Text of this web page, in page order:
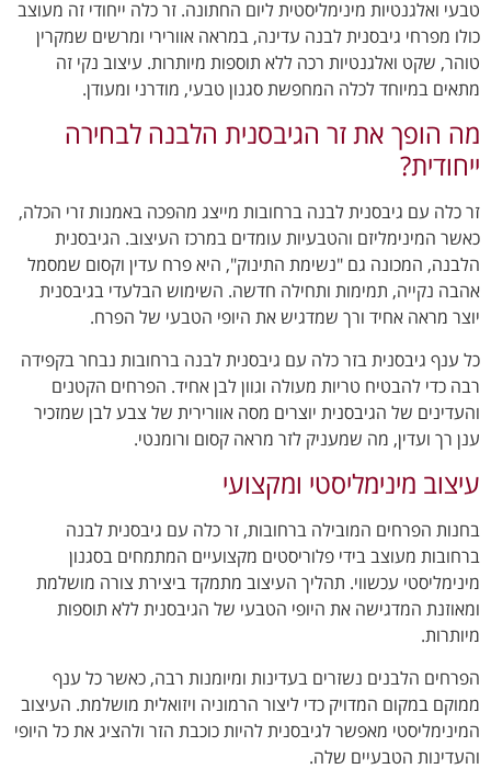
טבעי ואלגנטיות מינימליסטית ליום החתונה. זר כלה ייחודי זה מעוצב
כולו מפרחי גיבסנית לבנה עדינה, במראה אוורירי ומרשים שמקרין
טוהר, שקט ואלגנטיות רכה ללא תוספות מיותרות. עיצוב נקי זה
מתאים במיוחד לכלה המחפשת סגנון טבעי, מודרני ומעודן.
מה הופך את זר הגיבסנית הלבנה לבחירה
ייחודית?
זר כלה עם גיבסנית לבנה ברחובות מייצג מהפכה באמנות זרי הכלה,
כאשר המינימליזם והטבעיות עומדים במרכז העיצוב. הגיבסנית
הלבנה, המכונה גם "נשימת התינוק", היא פרח עדין וקסום שמסמל
אהבה נקייה, תמימות ותחילה חדשה. השימוש הבלעדי בגיבסנית
יוצר מראה אחיד ורך שמדגיש את היופי הטבעי של הפרח.
כל ענף גיבסנית בזר כלה עם גיבסנית לבנה ברחובות נבחר בקפידה
רבה כדי להבטיח טריות מעולה וגוון לבן אחיד. הפרחים הקטנים
והעדינים של הגיבסנית יוצרים מסה אוורירית של צבע לבן שמזכיר
ענן רך ועדין, מה שמעניק לזר מראה קסום ורומנטי.
עיצוב מינימליסטי ומקצועי
בחנות הפרחים המובילה ברחובות, זר כלה עם גיבסנית לבנה
ברחובות מעוצב בידי פלוריסטים מקצועיים המתמחים בסגנון
מינימליסטי עכשווי. תהליך העיצוב מתמקד ביצירת צורה מושלמת
ומאוזנת המדגישה את היופי הטבעי של הגיבסנית ללא תוספות
מיותרות.
הפרחים הלבנים נשזרים בעדינות ומיומנות רבה, כאשר כל ענף
ממוקם במקום המדויק כדי ליצור הרמוניה ויזואלית מושלמת. העיצוב
המינימליסטי מאפשר לגיבסנית להיות כוכבת הזר ולהציג את כל היופי
והעדינות הטבעיים שלה.